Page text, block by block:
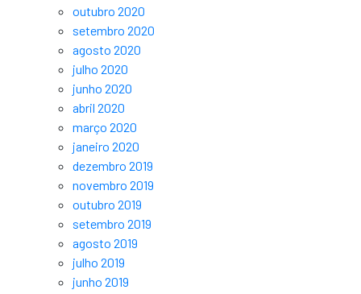
outubro 2020
setembro 2020
agosto 2020
julho 2020
junho 2020
abril 2020
março 2020
janeiro 2020
dezembro 2019
novembro 2019
outubro 2019
setembro 2019
agosto 2019
julho 2019
junho 2019